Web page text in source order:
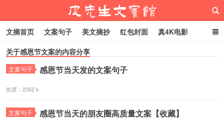
文摘首页 文案句子 美文摘抄 红包封面 真4K电影
网络热梗 恋爱家庭 微信头像
关于感恩节文案的内容分享
文案句子 感恩节当天发的文案句子
热度：2062 k
文案句子 感恩节当天的朋友圈高质量文案【收藏】